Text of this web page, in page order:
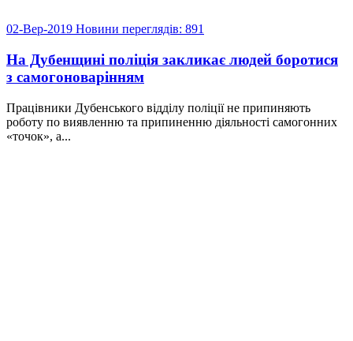
02-Вер-2019 Новини переглядів: 891
На Дубенщині поліція закликає людей боротися
з самогоноварінням
Працівники Дубенського відділу поліції не припиняють
роботу по виявленню та припиненню діяльності самогонних
«точок», а...